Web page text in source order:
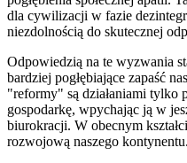
dla cywilizacji w fazie
niezdolnością do skutecznej
Odpowiedzią na te wyzwania
bardziej pogłębiające zapaść
"reformy" są działaniami tylko
gospodarkę, wpychając ją w
biurokracji. W obecnym
rozwojową naszego kontynentu.